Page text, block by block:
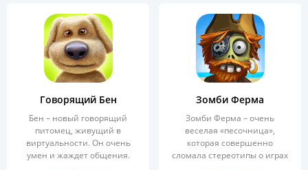
Говорящий Бен
Бен – новый говорящий
питомец, живущий в
виртуальности. Он очень
умен и жаждет общения.
Зомби Ферма
Зомби Ферма – очень
веселая «песочница»,
которая совершенно
сломала стереотипы о играх